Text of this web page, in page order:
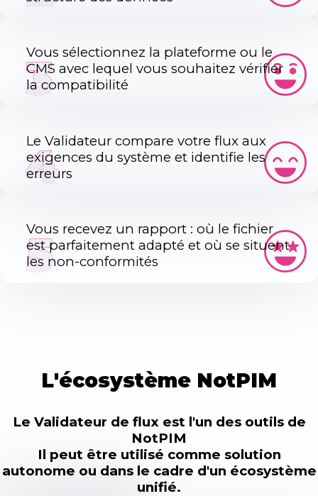
Vous sélectionnez la plateforme ou le
CMS avec lequel vous souhaitez vérifier
la compatibilité
3
Le Validateur compare votre flux aux
exigences du système et identifie les
erreurs
4
Vous recevez un rapport : où le fichier
est parfaitement adapté et où se situent
les non-conformités
5
L'écosystème NotPIM
Le Validateur de flux est l'un des outils de
NotPIM
Il peut être utilisé comme solution
autonome ou dans le cadre d'un écosystème
unifié.